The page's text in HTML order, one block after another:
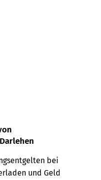
bei
und Geld